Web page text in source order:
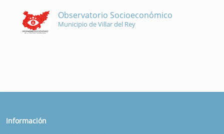
Observatorio Socioeconómico
Municipio de Villar del Rey
Información